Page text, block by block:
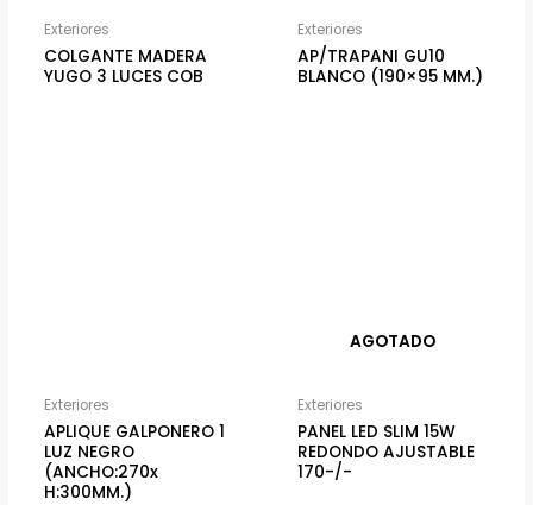
Exteriores
COLGANTE MADERA
YUGO 3 LUCES COB
Exteriores
AP/TRAPANI GU10
BLANCO (190×95 MM.)
Exteriores
APLIQUE GALPONERO 1
LUZ NEGRO
(ANCHO:270x
H:300MM.)
AGOTADO
Exteriores
PANEL LED SLIM 15W
REDONDO AJUSTABLE
170-/-